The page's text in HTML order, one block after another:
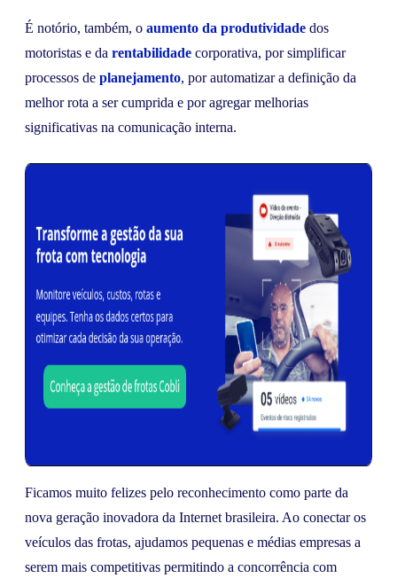
É notório, também, o aumento da produtividade dos
motoristas e da rentabilidade corporativa, por simplificar
processos de planejamento, por automatizar a definição da
melhor rota a ser cumprida e por agregar melhorias
significativas na comunicação interna.
Ficamos muito felizes pelo reconhecimento como parte da
nova geração inovadora da Internet brasileira. Ao conectar os
veículos das frotas, ajudamos pequenas e médias empresas a
serem mais competitivas permitindo a concorrência com